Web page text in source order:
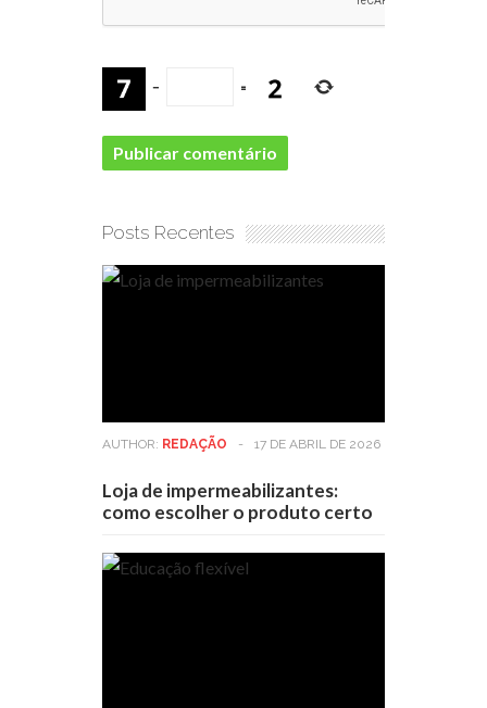
− =
Posts Recentes
AUTHOR: REDAÇÃO - 17 DE ABRIL DE 2026
Loja de impermeabilizantes:
como escolher o produto certo